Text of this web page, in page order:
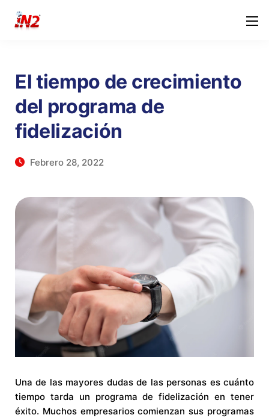
El tiempo de crecimiento
del programa de
fidelización
Febrero 28, 2022
Una de las mayores dudas de las personas es cuánto
tiempo tarda un programa de fidelización en tener
éxito. Muchos empresarios comienzan sus programas